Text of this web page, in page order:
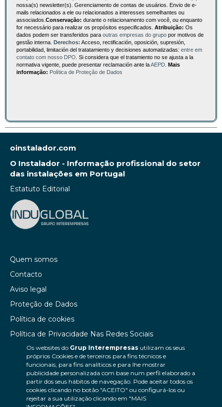
Os websites do Grup Interempresasutilizam os seus
próprios Cookies e de terceiros para fins técnicos e
funcionais, para fins analíticos e para lhe mostrar
publicidade personalizada com base num perfil elaborado a
partir dos seus hábitos de navegação. Pode aceitar todos os
cookies clicando no botão "ACEITO" ou configurá-los ou
rejeitar a sua utilização clicando em "MAIS
nossa(s) newsletter(s). Gerenciamento de contas de usuários. Envio de e-
mails relacionados a ele ou relacionados a interesses semelhantes ou
associados. Conservação: durante o relacionamento com você, ou enquanto
for necessário para realizar os propósitos especificados. Atribuição: Os
dados podem ser transferidos para outras empresas do grupo por motivos de
gestão interna. Derechos: Acceso, rectificación, oposición, supresión,
portabilidad, limitación del tratatamiento y decisiones automatizadas: entre em
contato com nosso DPO . Si considera que el tratamiento no se ajusta a la
normativa vigente, puede presentar reclamación ante laAEPD Mais
informação: Política de Proteção de Dados
oinstalador.com
O Instalador - Informação profissional do setor
das instalações em Portugal
Estatuto Editorial
Quem somos
Contacto
Aviso legal
Proteção de Dados
Política de cookies
Política de Privacidade Nas Redes Sociais
Canal de denúncias
Colaborações editoriais